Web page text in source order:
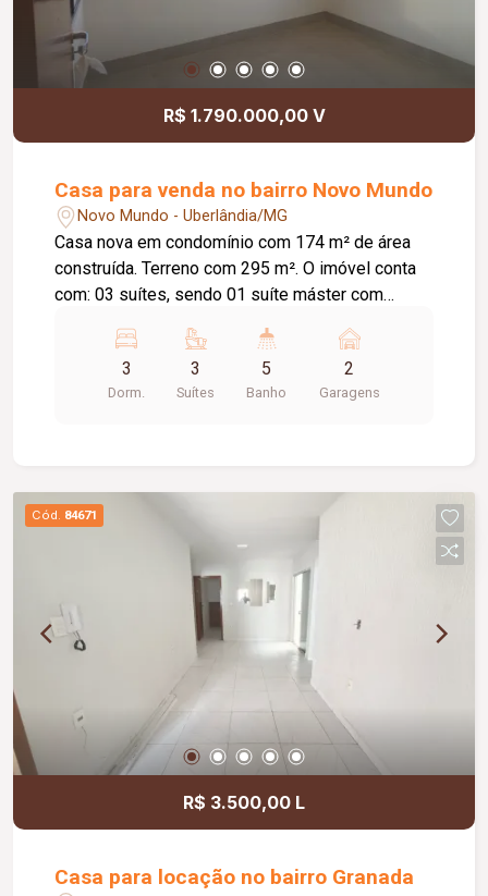
R$ 1.790.000,00 V
Casa para venda no bairro Novo Mundo
Novo Mundo - Uberlândia/MG
Casa nova em condomínio com 174 m² de área
construída. Terreno com 295 m². O imóvel conta
com: 03 suítes, sendo 01 suíte máster com
condomínio; Sala de estar integrada; Lavabo;
Cozinha com bancada; Área gourmet com
churrasqueira; Piscina; Paisagismo; Lavabo
Academia completa; Quadra de areia; Campo de
futebol; Salão de festas; Diferenciais: Fachada
moderna; Porta de correr com 04 folhas para
integração dos ambientes; Pontos para ar-
condicionado em todos os quartos e na sala;
Sistema de energia fotovoltaica para chuveiros e
torneiras; Iluminação completa em LED; Louças
Deca; Metais Tramontina; Projeto moderno com
excelente distribuição dos ambientes, conforto e
alto padrão de acabamento.
3
Dorm.
3
Suítes
5
Banho
2
Garagens
Cód. 84671
R$ 3.500,00 L
Casa para locação no bairro Granada